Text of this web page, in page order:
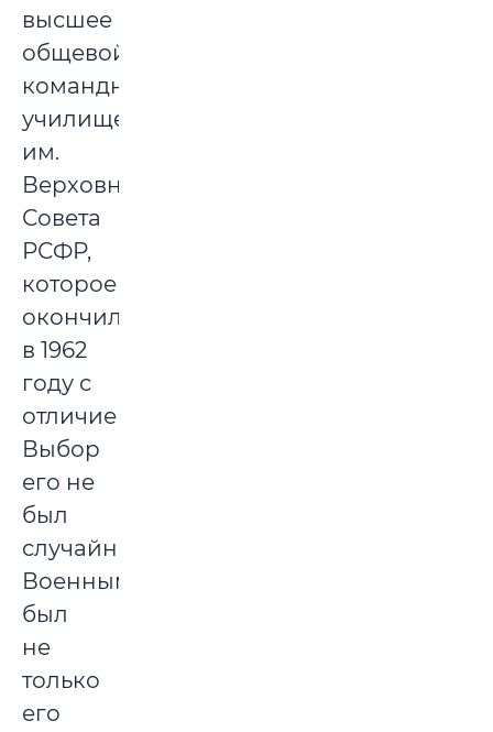
высшее
общевойсковое
командное
училище
им.
Верховного
Совета
РСФР,
которое
окончил
в 1962
году с
отличием.
Выбор
его не
был
случайным.
Военным
был
не
только
его